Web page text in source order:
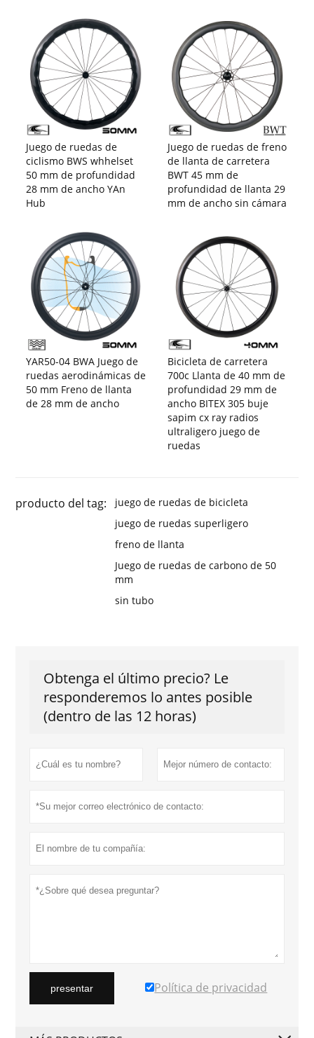
Juego de ruedas de
ciclismo BWS whhelset
50 mm de profundidad
28 mm de ancho YAn
Hub
Juego de ruedas de freno
de llanta de carretera
BWT 45 mm de
profundidad de llanta 29
mm de ancho sin cámara
YAR50-04 BWA Juego de
ruedas aerodinámicas de
50 mm Freno de llanta
de 28 mm de ancho
Bicicleta de carretera
700c Llanta de 40 mm de
profundidad 29 mm de
ancho BITEX 305 buje
sapim cx ray radios
ultraligero juego de
ruedas
producto del tag:
juego de ruedas de bicicleta
juego de ruedas superligero
freno de llanta
Juego de ruedas de carbono de 50
mm
sin tubo
Obtenga el último precio? Le
responderemos lo antes posible
(dentro de las 12 horas)
presentar Política de privacidad